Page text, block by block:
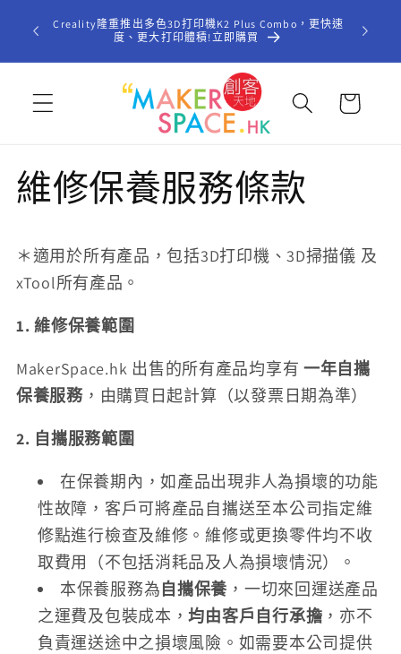
跳至內
容
Creality隆重推出多色3D打印機K2 Plus Combo，更快速
度、更大打印體積!立即購買
型
物
維修保養服務條款
＊適用於所有產品，包括3D打印機、3D掃描儀 及
xTool所有產品。
1. 維修保養範圍
MakerSpace.hk 出售的所有產品均享有 一年自攜
保養服務，由購買日起計算（以發票日期為準）
2. 自攜服務範圍
在保養期內，如產品出現非人為損壞的功能
性故障，客戶可將產品自攜送至本公司指定維
修點進行檢查及維修。維修或更換零件均不收
取費用（不包括消耗品及人為損壞情況）。
本保養服務為自攜保養 ，一切來回運送產品
之運費及包裝成本，均由客戶自行承擔 ，亦不
負責運送途中之損壞風險。如需要本公司提供